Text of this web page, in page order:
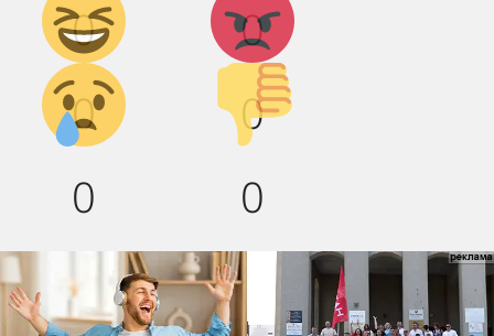
0 0
смех!
0 0
Грусть :(
0
Палец
вниз!
0